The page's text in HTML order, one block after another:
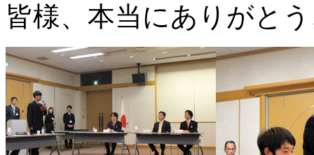
皆様、本当にありがと